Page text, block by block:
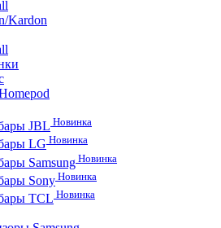
Kardon
JBL Новинка
LG Новинка
SamsungНовинка
Sony Новинка
TCL Новинка